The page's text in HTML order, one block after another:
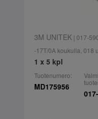
3M UNITEK| 017-
-17T/0A koukulla, 018
1 x 5 kpl
Tuotenumero:
MD175956